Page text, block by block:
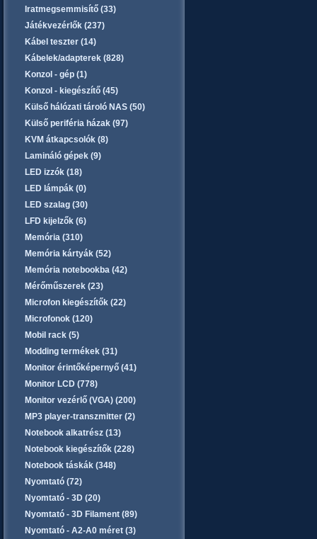
Iratmegsemmisítő (33)
Játékvezérlők (237)
Kábel teszter (14)
Kábelek/adapterek (828)
Konzol - gép (1)
Konzol - kiegészítő (45)
Külső hálózati tároló NAS (50)
Külső periféria házak (97)
KVM átkapcsolók (8)
Lamináló gépek (9)
LED izzók (18)
LED lámpák (0)
LED szalag (30)
LFD kijelzők (6)
Memória (310)
Memória kártyák (52)
Memória notebookba (42)
Mérőműszerek (23)
Microfon kiegészítők (22)
Microfonok (120)
Mobil rack (5)
Modding termékek (31)
Monitor érintőképernyő (41)
Monitor LCD (778)
Monitor vezérlő (VGA) (200)
MP3 player-transzmitter (2)
Notebook alkatrész (13)
Notebook kiegészítők (228)
Notebook táskák (348)
Nyomtató (72)
Nyomtató - 3D (20)
Nyomtató - 3D Filament (89)
Nyomtató - A2-A0 méret (3)